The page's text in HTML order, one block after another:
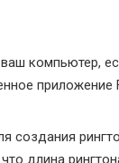
компьютер,
создания
длина